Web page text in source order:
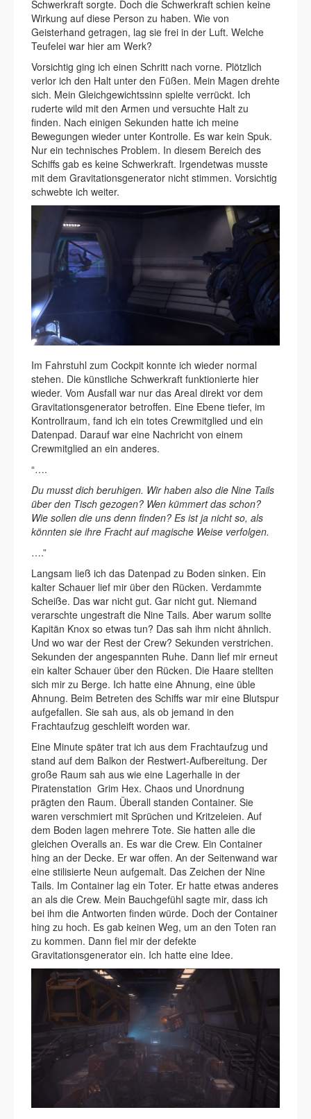
Schwerkraft sorgte. Doch die Schwerkraft schien keine
Wirkung auf diese Person zu haben. Wie von
Geisterhand getragen, lag sie frei in der Luft. Welche
Teufelei war hier am Werk?
Vorsichtig ging ich einen Schritt nach vorne. Plötzlich
verlor ich den Halt unter den Füßen. Mein Magen drehte
sich. Mein Gleichgewichtssinn spielte verrückt. Ich
ruderte wild mit den Armen und versuchte Halt zu
finden. Nach einigen Sekunden hatte ich meine
Bewegungen wieder unter Kontrolle. Es war kein Spuk.
Nur ein technisches Problem. In diesem Bereich des
Schiffs gab es keine Schwerkraft. Irgendetwas musste
mit dem Gravitationsgenerator nicht stimmen. Vorsichtig
schwebte ich weiter.
Im Fahrstuhl zum Cockpit konnte ich wieder normal
stehen. Die künstliche Schwerkraft funktionierte hier
wieder. Vom Ausfall war nur das Areal direkt vor dem
Gravitationsgenerator betroffen. Eine Ebene tiefer, im
Kontrollraum, fand ich ein totes Crewmitglied und ein
Datenpad. Darauf war eine Nachricht von einem
Crewmitglied an ein anderes.
“….
Du musst dich beruhigen. Wir haben also die Nine Tails
über den Tisch gezogen? Wen kümmert das schon?
Wie sollen die uns denn finden? Es ist ja nicht so, als
könnten sie ihre Fracht auf magische Weise verfolgen.
….”
Langsam ließ ich das Datenpad zu Boden sinken. Ein
kalter Schauer lief mir über den Rücken. Verdammte
Scheiße. Das war nicht gut. Gar nicht gut. Niemand
verarschte ungestraft die Nine Tails. Aber warum sollte
Kapitän Knox so etwas tun? Das sah ihm nicht ähnlich.
Und wo war der Rest der Crew? Sekunden verstrichen.
Sekunden der angespannten Ruhe. Dann lief mir erneut
ein kalter Schauer über den Rücken. Die Haare stellten
sich mir zu Berge. Ich hatte eine Ahnung, eine üble
Ahnung. Beim Betreten des Schiffs war mir eine Blutspur
aufgefallen. Sie sah aus, als ob jemand in den
Frachtaufzug geschleift worden war.
Eine Minute später trat ich aus dem Frachtaufzug und
stand auf dem Balkon der Restwert-Aufbereitung. Der
große Raum sah aus wie eine Lagerhalle in der
Piratenstation Grim Hex. Chaos und Unordnung
prägten den Raum. Überall standen Container. Sie
waren verschmiert mit Sprüchen und Kritzeleien. Auf
dem Boden lagen mehrere Tote. Sie hatten alle die
gleichen Overalls an. Es war die Crew. Ein Container
hing an der Decke. Er war offen. An der Seitenwand war
eine stilisierte Neun aufgemalt. Das Zeichen der Nine
Tails. Im Container lag ein Toter. Er hatte etwas anderes
an als die Crew. Mein Bauchgefühl sagte mir, dass ich
bei ihm die Antworten finden würde. Doch der Container
hing zu hoch. Es gab keinen Weg, um an den Toten ran
zu kommen. Dann fiel mir der defekte
Gravitationsgenerator ein. Ich hatte eine Idee.